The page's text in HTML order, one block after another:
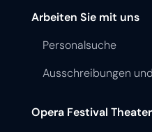
Arbeiten Sie mit uns
Personalsuche
Ausschreibungen
Opera Festival